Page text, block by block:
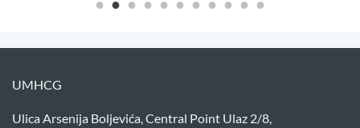
UMHCG
Ulica Arsenija Boljevića, Central Point Ulaz 2/8,